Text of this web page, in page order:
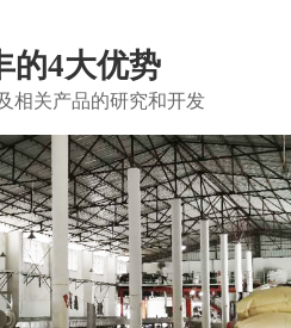
的4大优势
相关产品的研究和开发